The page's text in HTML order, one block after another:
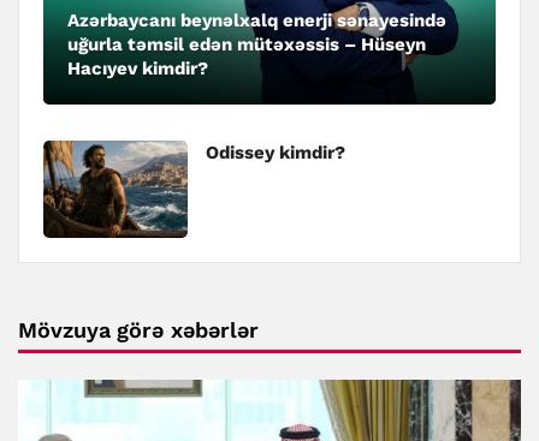
Azərbaycanı beynəlxalq enerji sənayesində
uğurla təmsil edən mütəxəssis – Hüseyn
Hacıyev kimdir?
Odissey kimdir?
Mövzuya görə xəbərlər